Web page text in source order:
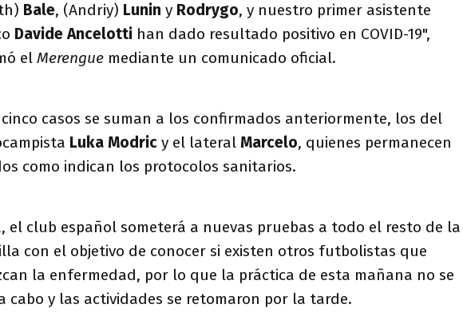
Bale, (Andriy) Lunin y Rodrygo, y nuestro primer asistente
Davide Ancelotti han dado resultado positivo en COVID-19",
el Merengue mediante un comunicado oficial.
cinco casos se suman a los confirmados anteriormente, los del
Luka Modric y el lateral Marcelo, quienes permanecen
como indican los protocolos sanitarios.
el club español someterá a nuevas pruebas a todo el resto de la
con el objetivo de conocer si existen otros futbolistas que
la enfermedad, por lo que la práctica de esta mañana no se
cabo y las actividades se retomaron por la tarde.